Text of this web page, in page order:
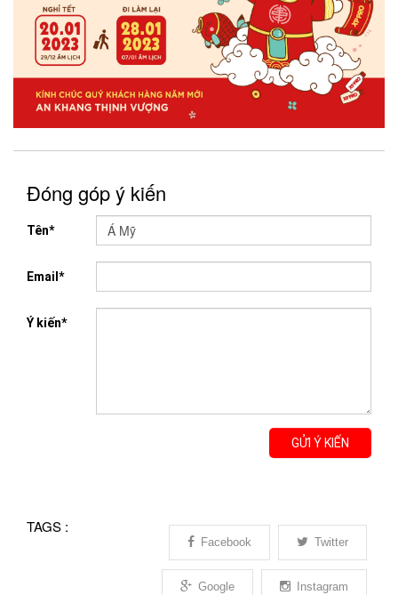
Đóng góp ý kiến
Tên*
Email*
Ý kiến*
GỬI Ý KIẾN
TAGS :
Facebook Twitter
Google Instagram